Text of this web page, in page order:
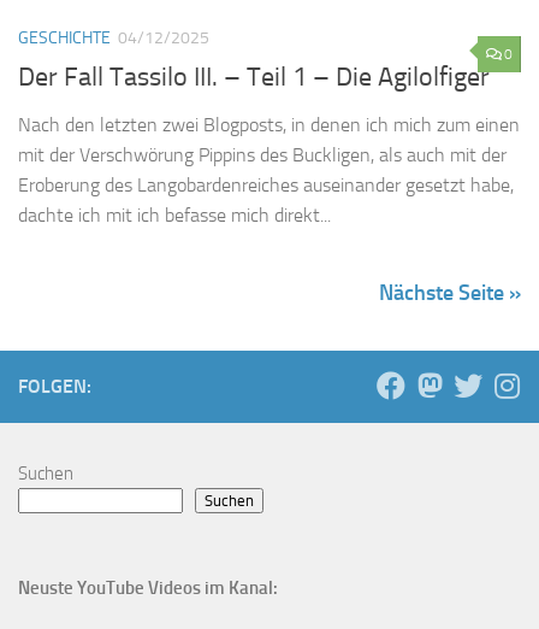
0
GESCHICHTE 04/12/2025
Der Fall Tassilo III. – Teil 1 – Die Agilolfiger
Nach den letzten zwei Blogposts, in denen ich mich zum einen
mit der Verschwörung Pippins des Buckligen, als auch mit der
Eroberung des Langobardenreiches auseinander gesetzt habe,
dachte ich mit ich befasse mich direkt...
Nächste Seite »
FOLGEN:
Suchen
Suchen
Neuste YouTube Videos im Kanal: